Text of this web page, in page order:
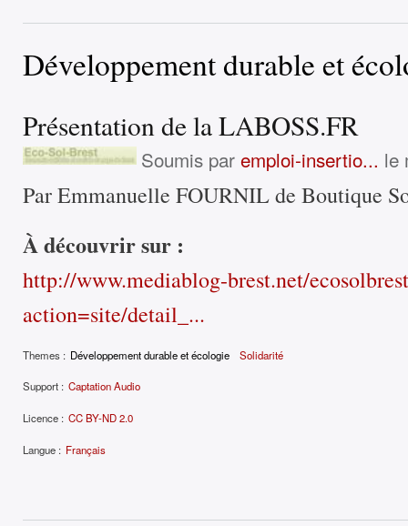
Développement durable et
Présentation de la LABOSS.FR
Soumis par emploi-insertio... le
Par Emmanuelle FOURNIL de Boutique
À découvrir sur :
http://www.mediablog-brest.net/
action=site/detail_...
Themes : Développement durable et écologie Solidarité
Support : Captation Audio
Licence : CC BY-ND 2.0
Langue : Français